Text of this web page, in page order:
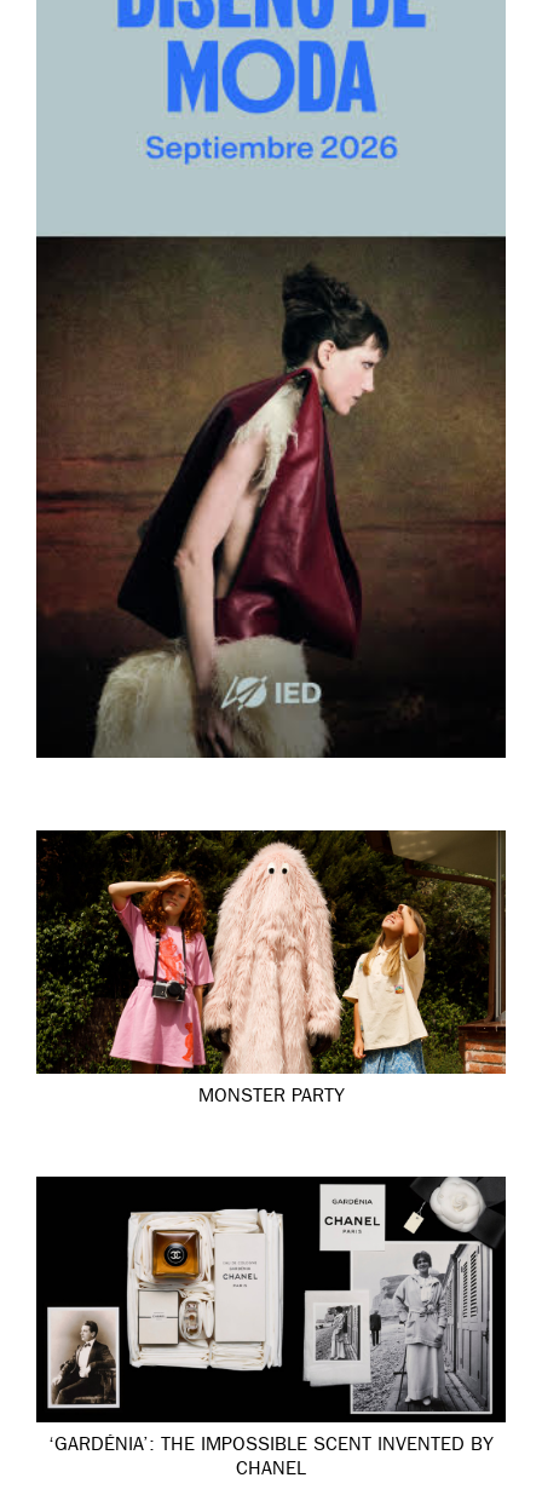
MONSTER PARTY
‘GARDÉNIA’: THE IMPOSSIBLE SCENT INVENTED BY
CHANEL